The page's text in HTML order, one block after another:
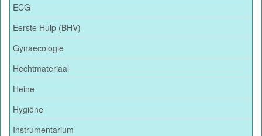
ECG
Eerste Hulp (BHV)
Gynaecologie
Hechtmateriaal
Heine
Hygiëne
Instrumentarium